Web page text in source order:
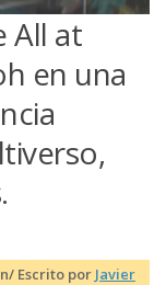
All at
en una
Escrito por Javier